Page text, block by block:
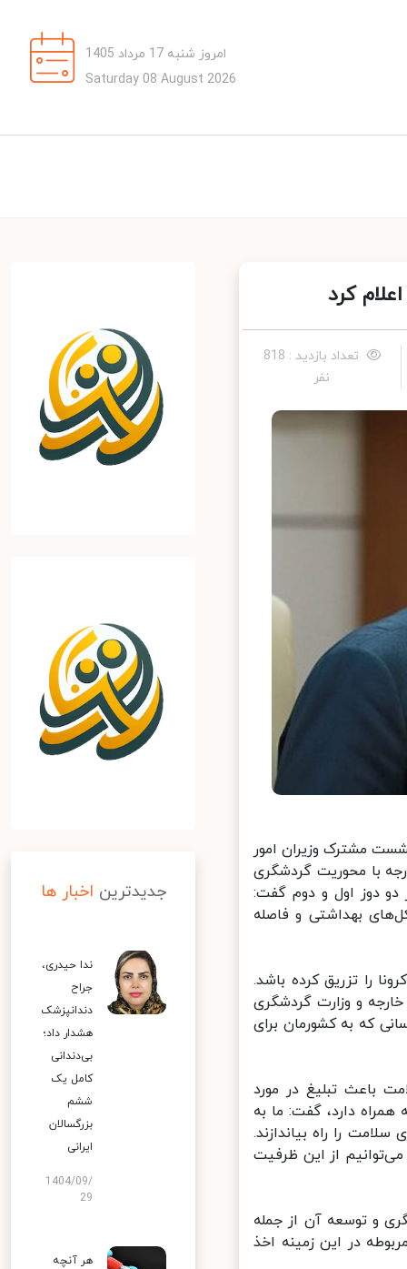
امروز شنبه 17 مرداد 1405
Saturday 08 August 2026
کرد
تعداد بازدید : 818
نفر
مشترک وزیران امور
با محوریت گردشگری
دوز اول و دوم گفت:
بهداشتی و فاصله
را تزریق کرده باشد.
و وزارت گردشگری
که به کشورمان برای
باعث تبلیغ در مورد
دارد، گفت:‌ ما به
را راه‌ بیاندازند.
از این ظرفیت
و توسعه آن از جمله
در این زمینه اخذ
جدیدترین اخبار ها
ندا حیدری،
جراح
دندانپزشک
هشدار داد؛
بی‌دندانی
کامل یک
ششم
بزرگسالان
ایرانی
1404/09/
29
هر آنچه